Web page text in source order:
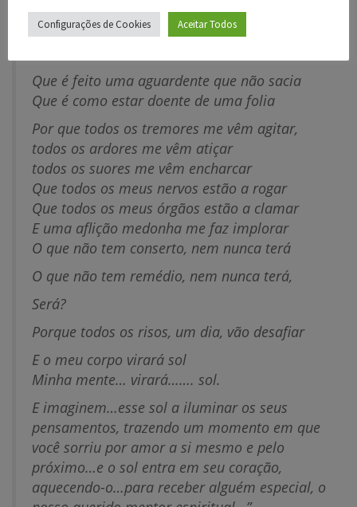
Porque todos os meninos vão desembestar,
O que será que dá dentro da gente que não
Que é feito uma aguardente que não sacia
Que é como estar doente de uma folia
Por que todos os tremores me vêm agitar,
todos os ardores me vêm atiçar
todos os suores me vêm encharcar
Que todos os meus nervos estão a rogar
Que todos os meus órgãos estão a clamar
E uma aflição medonha me faz implorar
O que não tem conserto, nem nunca terá
O que não tem remédio, nem nunca terá,
Será?
Porque todos os risos, um dia, vão desafiar
E o meu corpo virará sol
Minha mente… virará……. sol.
E imaginem…esse sol a iluminar os seus
pensamentos, trazendo um momento em que
você sorriu por amor a si mesmo e pelo
próximo…e o sol entra em seu coração,
aquecendo-o…para receber alguém especial, o
Configurações de Cookies Aceitar Todos